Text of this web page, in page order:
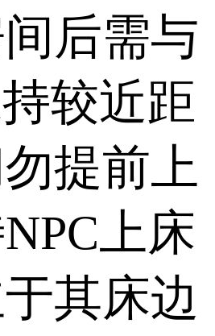
后需与
较近距
提前上
上床
其床边